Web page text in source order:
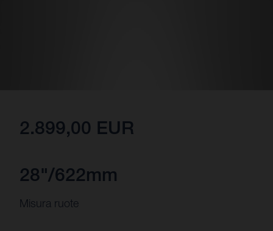
2.899,00 EUR
28"/622mm
Misura ruote